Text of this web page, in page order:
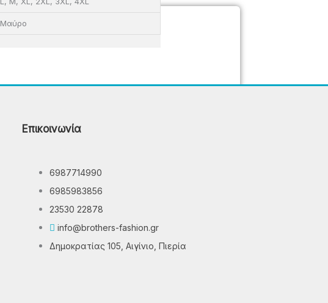
Μαύρο
Επικοινωνία
6987714990
6985983856
23530 22878
info@brothers-fashion.gr
Δημοκρατίας 105, Αιγίνιο, Πιερία